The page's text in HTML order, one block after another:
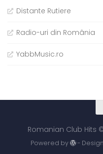
Distante Rutiere
Radio-uri din România
YabbMusic.ro
Romanian Club Hits
Powered by -